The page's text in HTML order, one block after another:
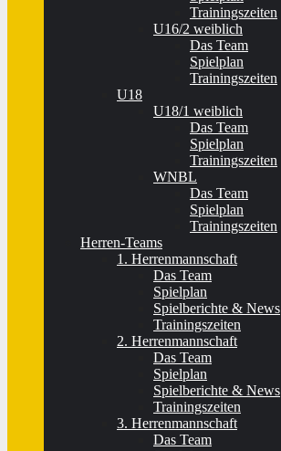
Trainingszeiten
U16/2 weiblich
Das Team
Spielplan
Trainingszeiten
U18
U18/1 weiblich
Das Team
Spielplan
Trainingszeiten
WNBL
Das Team
Spielplan
Trainingszeiten
Herren-Teams
1. Herrenmannschaft
Das Team
Spielplan
Spielberichte & News
Trainingszeiten
2. Herrenmannschaft
Das Team
Spielplan
Spielberichte & News
Trainingszeiten
3. Herrenmannschaft
Das Team